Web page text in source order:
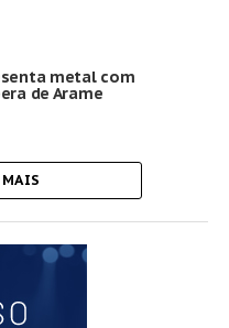
metal com
de Arame
MAIS